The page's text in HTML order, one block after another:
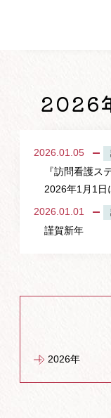
2026
2026.01.05
『訪問看護ス
2026年1月1日
2026.01.01
謹賀新年
2026年